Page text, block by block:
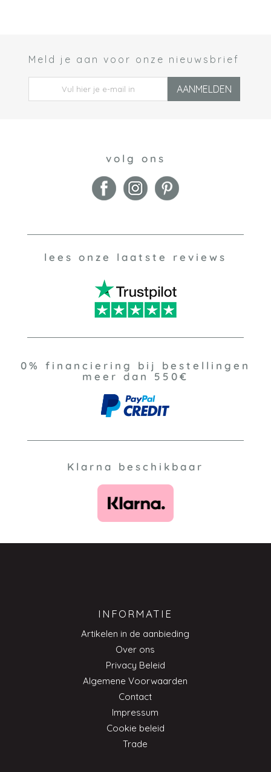
Meld je aan voor onze nieuwsbrief
AANMELDEN
volg ons
lees onze laatste reviews
0% financiering bij bestellingen
meer dan 550€
Klarna beschikbaar
INFORMATIE
Artikelen in de aanbieding
Over ons
Privacy Beleid
Algemene Voorwaarden
Contact
Impressum
Cookie beleid
Trade